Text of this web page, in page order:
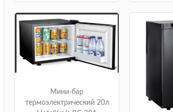
Мини-бар
термоэлектрический 20л